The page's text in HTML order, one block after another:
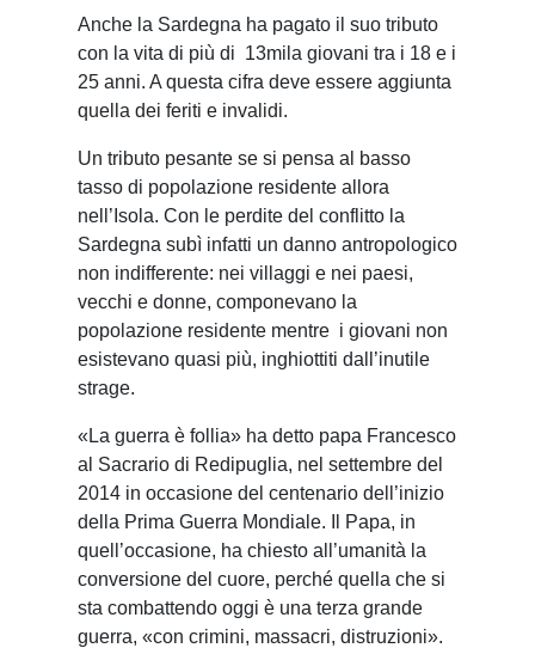
Anche la Sardegna ha pagato il suo tributo
con la vita di più di 13mila giovani tra i 18 e i
25 anni. A questa cifra deve essere aggiunta
quella dei feriti e invalidi.
Un tributo pesante se si pensa al basso
tasso di popolazione residente allora
nell’Isola. Con le perdite del conflitto la
Sardegna subì infatti un danno antropologico
non indifferente: nei villaggi e nei paesi,
vecchi e donne, componevano la
popolazione residente mentre i giovani non
esistevano quasi più, inghiottiti dall’inutile
strage.
«La guerra è follia» ha detto papa Francesco
al Sacrario di Redipuglia, nel settembre del
2014 in occasione del centenario dell’inizio
della Prima Guerra Mondiale. Il Papa, in
quell’occasione, ha chiesto all’umanità la
conversione del cuore, perché quella che si
sta combattendo oggi è una terza grande
guerra, «con crimini, massacri, distruzioni».